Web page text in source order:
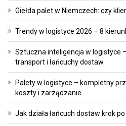
Giełda palet w Niemczech: czy
Trendy w logistyce 2026 – 8
Sztuczna inteligencja w logistyce
transport i łańcuchy dostaw
Palety w logistyce – kompletny
koszty i zarządzanie
Jak działa łańcuch dostaw krok